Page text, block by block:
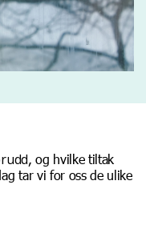
, og hvilke tiltak
tar vi for oss de ulike